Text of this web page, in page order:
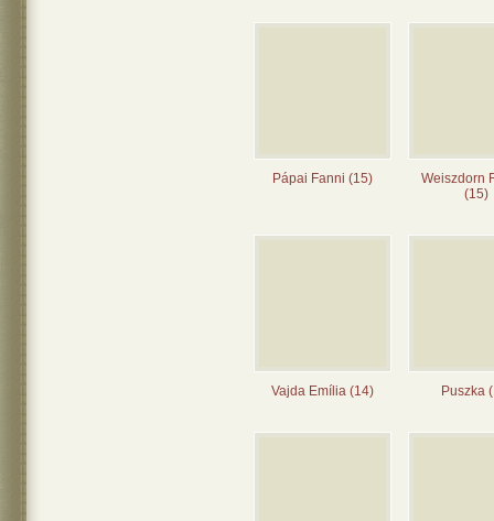
Pápai Fanni (15)
Weiszdorn
(15)
Vajda Emília (14) Puszka